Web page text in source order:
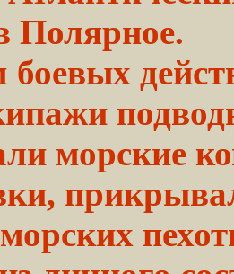
Полярное.
боевых
морские